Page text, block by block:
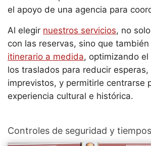
el apoyo de una agencia para
Al elegir nuestros servicios, no
con las reservas, sino que
itinerario a medida, optimizando
los traslados para reducir
imprevistos, y permitirle centrarse
experiencia cultural e histórica.
Controles de seguridad y